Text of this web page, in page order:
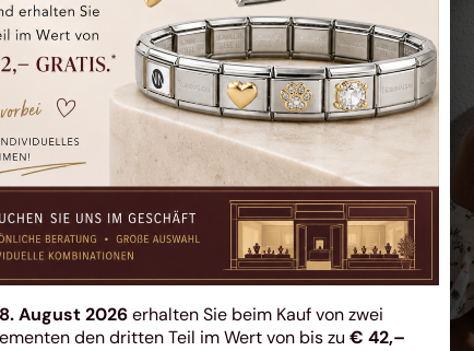
August 2026erhalten Sie beim Kauf von zwei
den dritten Teil im Wert von bis zu€ 42,–